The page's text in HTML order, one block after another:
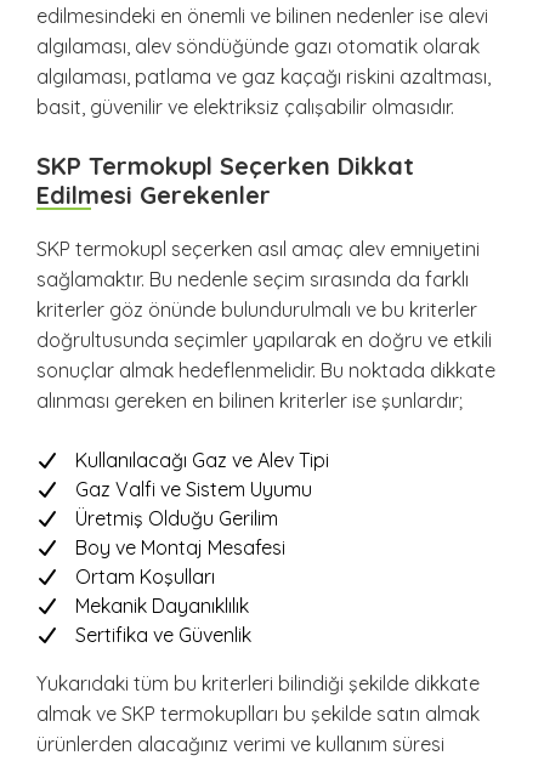
edilmesindeki en önemli ve bilinen nedenler ise alevi
algılaması, alev söndüğünde gazı otomatik olarak
algılaması, patlama ve gaz kaçağı riskini azaltması,
basit, güvenilir ve elektriksiz çalışabilir olmasıdır.
SKP Termokupl Seçerken Dikkat
Edilmesi Gerekenler
SKP termokupl seçerken asıl amaç alev emniyetini
sağlamaktır. Bu nedenle seçim sırasında da farklı
kriterler göz önünde bulundurulmalı ve bu kriterler
doğrultusunda seçimler yapılarak en doğru ve etkili
sonuçlar almak hedeflenmelidir. Bu noktada dikkate
alınması gereken en bilinen kriterler ise şunlardır;
Kullanılacağı Gaz ve Alev Tipi
Gaz Valfi ve Sistem Uyumu
Üretmiş Olduğu Gerilim
Boy ve Montaj Mesafesi
Ortam Koşulları
Mekanik Dayanıklılık
Sertifika ve Güvenlik
Yukarıdaki tüm bu kriterleri bilindiği şekilde dikkate
almak ve SKP termokuplları bu şekilde satın almak
ürünlerden alacağınız verimi ve kullanım süresi